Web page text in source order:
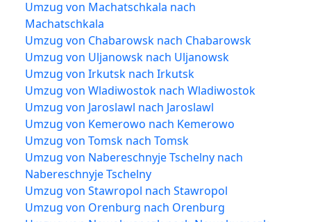
Umzug von Machatschkala nach
Machatschkala
Umzug von Chabarowsk nach Chabarowsk
Umzug von Uljanowsk nach Uljanowsk
Umzug von Irkutsk nach Irkutsk
Umzug von Wladiwostok nach Wladiwostok
Umzug von Jaroslawl nach Jaroslawl
Umzug von Kemerowo nach Kemerowo
Umzug von Tomsk nach Tomsk
Umzug von Nabereschnyje Tschelny nach
Nabereschnyje Tschelny
Umzug von Stawropol nach Stawropol
Umzug von Orenburg nach Orenburg